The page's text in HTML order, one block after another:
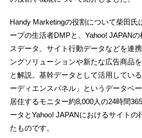
Handy Marketingの役割について柴田氏
ープの生活者DMPと、Yahoo! JAPAN
スデータ、サイト行動データなどを連
ングソリューションや新たな広告商品
と解説。基幹データとして活用してい
ーディエンスパネル」というデータベ
居住するモニター約8,000人の24時間
ータとYahoo! JAPANにおけるサイトの
たものです。